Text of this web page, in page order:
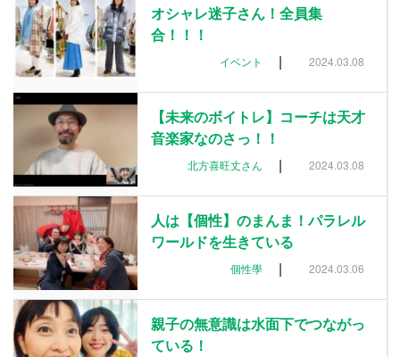
オシャレ迷子さん！全員集
合！！！
イベント | 2024.03.08
【未来のボイトレ】コーチは天才
音楽家なのさっ！！
北方喜旺丈さん | 2024.03.08
人は【個性】のまんま！パラレル
ワールドを生きている
個性學 | 2024.03.06
親子の無意識は水面下でつながっ
ている！